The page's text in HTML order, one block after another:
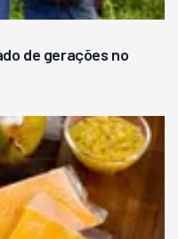
de gerações no